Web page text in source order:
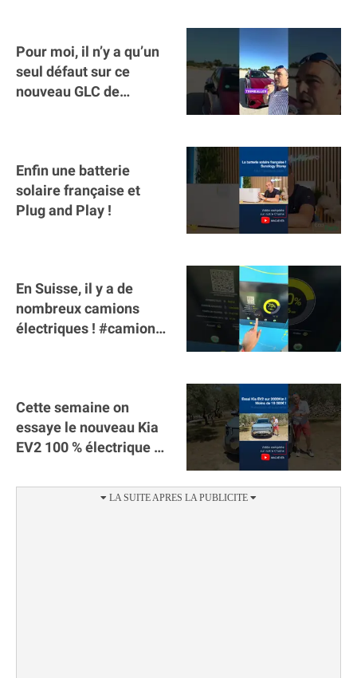
Pour moi, il n’y a qu’un
seul défaut sur ce
nouveau GLC de
Enfin une batterie
solaire française et
Plug and Play !
En Suisse, il y a de
nombreux camions
électriques ! #camion
Cette semaine on
essaye le nouveau Kia
EV2 100 % électrique ⚡️!
autonomie.